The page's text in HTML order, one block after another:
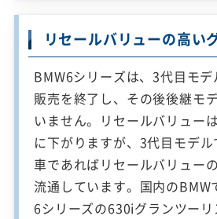
リセールバリューの高い
BMW6シリーズは、3代目モ
販売を終了し、その後後継モ
いません。リセールバリュー
に下がりますが、3代目モデ
車であればリセールバリュー
流通しています。国内のBMW
6シリーズの630iグランツー